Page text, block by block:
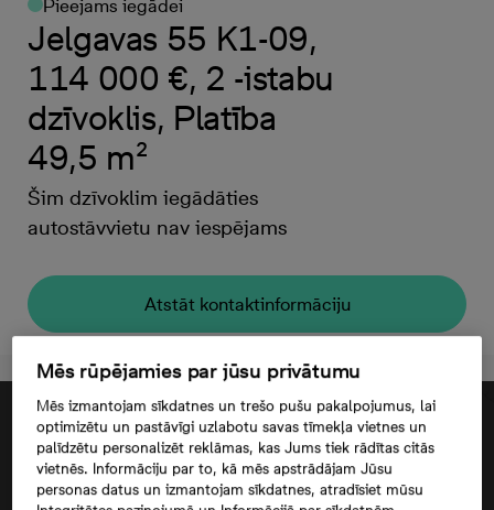
Pieejams iegādei
Jelgavas 55 K1-09,
114 000 €, 2 -istabu
dzīvoklis, Platība
49,5 m²
Šim dzīvoklim iegādāties
autostāvvietu nav iespējams
Atstāt kontaktinformāciju
Mēs rūpējamies par jūsu privātumu
Mēs izmantojam sīkdatnes un trešo pušu pakalpojumus, lai
optimizētu un pastāvīgi uzlabotu savas tīmekļa vietnes un
palīdzētu personalizēt reklāmas, kas Jums tiek rādītas citās
vietnēs. Informāciju par to, kā mēs apstrādājam Jūsu
personas datus un izmantojam sīkdatnes, atradīsiet mūsu